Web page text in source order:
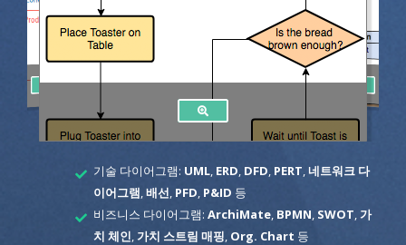
기술 다이어그램: UML, ERD DFD PERT 네트워크 다
이어그램 배선 PFD P&ID 등
비즈니스 다이어그램: ArchiMate, BPMN SWOT 가
치 체인 가치 스트림 매핑 Org. Chart 등